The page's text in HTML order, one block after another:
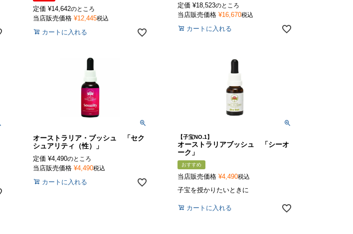
定価 ¥14,642のところ
当店販売価格 ¥12,445税込
カートに入れる
定価 ¥18,523のところ
当店販売価格 ¥16,670税込
カートに入れる
オーストラリア・ブッシュ 「セク
シュアリティ（性）」
定価 ¥4,490のところ
当店販売価格 ¥4,490税込
カートに入れる
【子宝NO.1】
オーストラリアブッシュ 「シーオ
ーク」
おすすめ
当店販売価格 ¥4,490税込
子宝を授かりたいときに
カートに入れる